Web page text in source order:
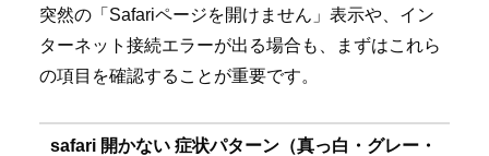
突然の「Safariページを開けません」表示や、イン
ターネット接続エラーが出る場合も、まずはこれら
の項目を確認することが重要です。
safari 開かない 症状パターン（真っ白・グレー・